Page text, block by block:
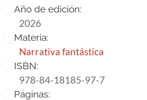
Año de edición:
2026
Materia:
Narrativa fantástica
ISBN:
978-84-18185-97-7
Páginas: